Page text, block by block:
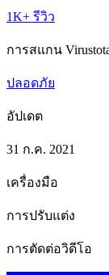
1K+ รีวิว
การสแกน
ปลอดภัย
อัปเดต
31 ก.ค. 2021
เครื่องมือ
การปรับแต่ง
การตัดต่อวิดีโอ